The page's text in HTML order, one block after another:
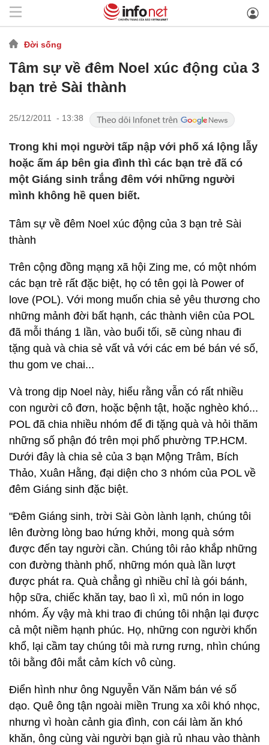
Đời sống
Tâm sự về đêm Noel xúc động của 3
bạn trẻ Sài thành
25/12/2011 - 13:38
Trong khi mọi người tấp nập với phố xá lộng lẫy
hoặc ấm áp bên gia đình thì các bạn trẻ đã có
một Giáng sinh trắng đêm với những người
mình không hề quen biết.
Tâm sự về đêm Noel xúc động của 3 bạn trẻ Sài
thành
Trên cộng đồng mạng xã hội Zing me, có một nhóm
các bạn trẻ rất đặc biệt, họ có tên gọi là Power of
love (POL). Với mong muốn chia sẻ yêu thương cho
những mảnh đời bất hạnh, các thành viên của POL
đã mỗi tháng 1 lần, vào buổi tối, sẽ cùng nhau đi
tặng quà và chia sẻ vất vả với các em bé bán vé số,
thu gom ve chai...
Và trong dịp Noel này, hiểu rằng vẫn có rất nhiều
con người cô đơn, hoặc bệnh tật, hoặc nghèo khó...
POL đã chia nhiều nhóm để đi tặng quà và hỏi thăm
những số phận đó trên mọi phố phường TP.HCM.
Dưới đây là chia sẻ của 3 bạn Mộng Trâm, Bích
Thảo, Xuân Hằng, đại diện cho 3 nhóm của POL về
đêm Giáng sinh đặc biệt.
"Đêm Giáng sinh, trời Sài Gòn lành lạnh, chúng tôi
lên đường lòng bao hứng khởi, mong quà sớm
được đến tay người cần. Chúng tôi rảo khắp những
con đường thành phố, những món quà lần lượt
được phát ra. Quà chẳng gì nhiều chỉ là gói bánh,
hộp sữa, chiếc khăn tay, bao lì xì, mũ nón in logo
nhóm. Ấy vậy mà khi trao đi chúng tôi nhận lại được
cả một niềm hạnh phúc. Họ, những con người khốn
khổ, lại cầm tay chúng tôi mà rưng rưng, nhìn chúng
tôi bằng đôi mắt cảm kích vô cùng.
Điển hình như ông Nguyễn Văn Năm bán vé số
dạo. Quê ông tận ngoài miền Trung xa xôi khó nhọc,
nhưng vì hoàn cảnh gia đình, con cái làm ăn khó
khăn, ông cùng vài người bạn già rủ nhau vào thành